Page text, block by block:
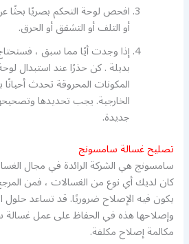
افحص لوحة التحكم بصريًا بحثًا
أو التلف أو التشقق أو الحرق.
إذا وجدت أيًا مما سبق ،
بديلة . كن حذرًا عند استبدال
المكونات المحروقة تحدث
الخارجية. يجب تحديدها
جديدة.
تصليح غسالة سامسونج
سامسونج هي الشركة الرائدة في مجال
كان لديك أي نوع من الغسالات ، فمن
يكون فيه الإصلاح ضروريًا. قد تساعد
وإصلاحها هذه في الحفاظ على عمل
مكالمة إصلاح مكلفة.